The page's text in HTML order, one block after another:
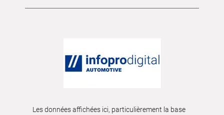
Les données affichées ici, particulièrement la base